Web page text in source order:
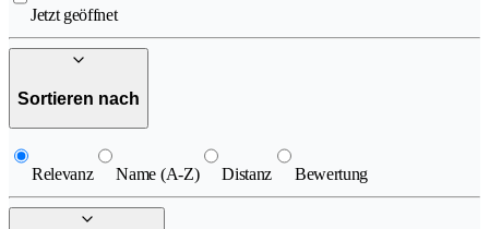
Jetzt geöffnet
Sortieren nach
Relevanz Name (A-Z) Distanz Bewertung